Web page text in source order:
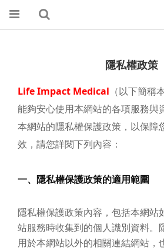
隱私權政策
Life Impact Medical （以下簡稱
能夠安心使用本網站的各項服務與
本網站的隱私權保護政策，以保障
效，請您詳閱下列內容：
一、隱私權保護政策的適用範圍
隱私權保護政策內容，包括本網站
站服務時收集到的個人識別資料。
用於本網站以外的相關連結網站，